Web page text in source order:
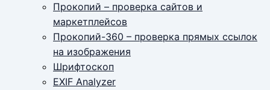
Прокопий – проверка сайтов и
маркетплейсов
Прокопий-360 – проверка прямых ссылок
на изображения
Шрифтоскоп
EXIF Analyzer